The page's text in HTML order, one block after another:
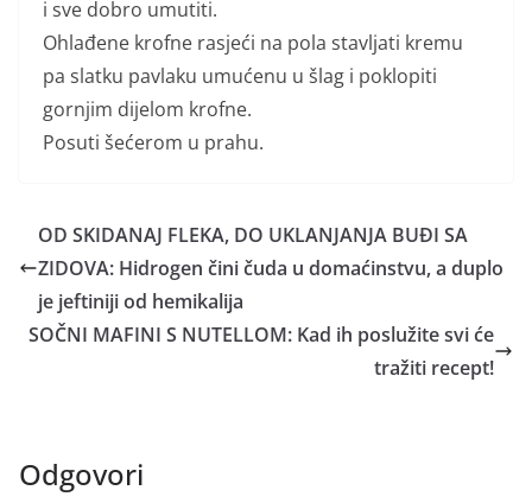
i sve dobro umutiti.
Ohlađene krofne rasjeći na pola stavljati kremu
pa slatku pavlaku umućenu u šlag i poklopiti
gornjim dijelom krofne.
Posuti šećerom u prahu.
OD SKIDANAJ FLEKA, DO UKLANJANJA BUĐI SA
ZIDOVA: Hidrogen čini čuda u domaćinstvu, a duplo
je jeftiniji od hemikalija
SOČNI MAFINI S NUTELLOM: Kad ih poslužite svi će
tražiti recept!
Odgovori